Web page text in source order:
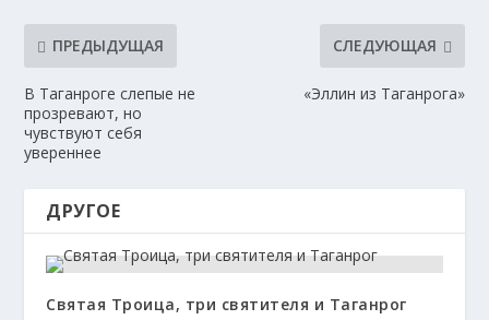
ПРЕДЫДУЩАЯ
В Таганроге слепые не
прозревают, но
чувствуют себя
увереннее
СЛЕДУЮЩАЯ
«Эллин из Таганрога»
ДРУГОЕ
Святая Троица, три святителя и Таганрог